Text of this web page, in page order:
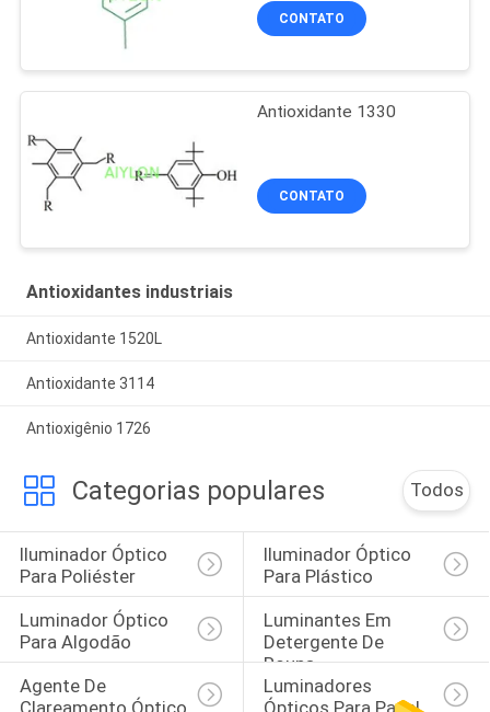
CONTATO
Antioxidante 1330
CONTATO
Antioxidantes industriais
Antioxidante 1520L
Antioxidante 3114
Antioxigênio 1726
Categorias populares Todos
Iluminador Óptico
Para Poliéster
Iluminador Óptico
Para Plástico
Luminador Óptico
Para Algodão
Luminantes Em
Detergente De
Roupa
Agente De
Clareamento Óptico
Luminadores
Ópticos Para Papel